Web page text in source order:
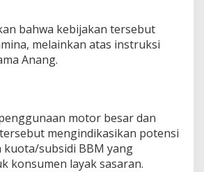
l
i
k
bahwa kebijakan tersebut
melainkan atas instruksi
Anang.
motor besar dan
mengindikasikan potensi
kuota/subsidi BBM yang
konsumen layak sasaran.